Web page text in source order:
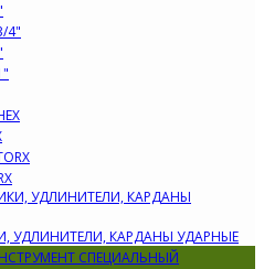
УДЛИНИТЕЛИ, КАРДАНЫ УДАРНЫЕ
СПЕЦИАЛЬНЫЙ